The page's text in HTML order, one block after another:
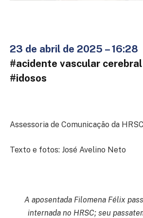
23 de abril de 2025 – 16:28
#acidente vascular cerebral
#idosos
Assessoria de Comunicação da HRSC
Texto e fotos: José Avelino Neto
A aposentada Filomena Félix
internada no HRSC; seu